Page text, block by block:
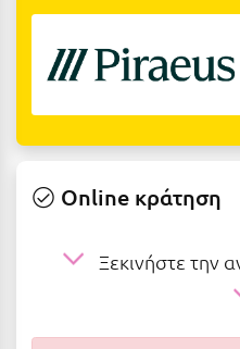
Ε
Ελάτη Αρκαδίας
Ελληνικό Αρκαδίας
ΕρέτριαOnline κράτηση
Ξεκινήστε την